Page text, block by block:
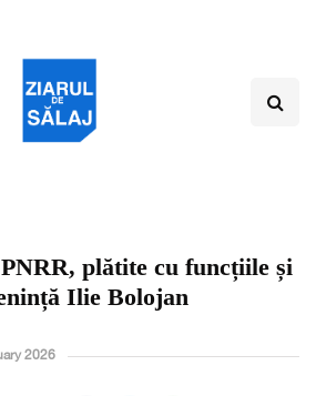
plătite cu funcțiile și
Ilie Bolojan
2026